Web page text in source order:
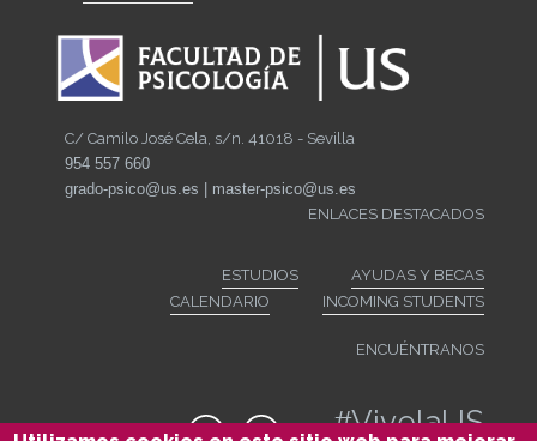
C/ Camilo José Cela, s/n. 41018 - Sevilla
954 557 660
grado-psico@us.es | master-psico@us.es
ENLACES DESTACADOS
ESTUDIOS
AYUDAS Y BECAS
CALENDARIO
INCOMING STUDENTS
ENCUÉNTRANOS
#VivelaUS